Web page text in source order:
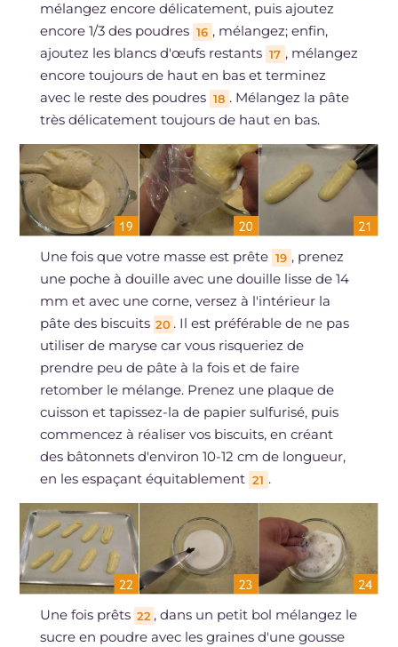
mélangez encore délicatement, puis ajoutez
encore 1/3 des poudres 16 , mélangez; enfin,
ajoutez les blancs d'œufs restants 17 , mélangez
encore toujours de haut en bas et terminez
avec le reste des poudres 18 . Mélangez la pâte
très délicatement toujours de haut en bas.
Une fois que votre masse est prête 19 , prenez
une poche à douille avec une douille lisse de 14
mm et avec une corne, versez à l'intérieur la
pâte des biscuits 20 . Il est préférable de ne pas
utiliser de maryse car vous risqueriez de
prendre peu de pâte à la fois et de faire
retomber le mélange. Prenez une plaque de
cuisson et tapissez-la de papier sulfurisé, puis
commencez à réaliser vos biscuits, en créant
des bâtonnets d'environ 10-12 cm de longueur,
en les espaçant équitablement 21 .
Une fois prêts 22 , dans un petit bol mélangez le
sucre en poudre avec les graines d'une gousse